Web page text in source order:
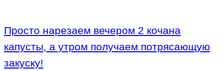
Просто нарезаем вечером 2 кочана
капусты, а утром получаем потрясающую
закуску!